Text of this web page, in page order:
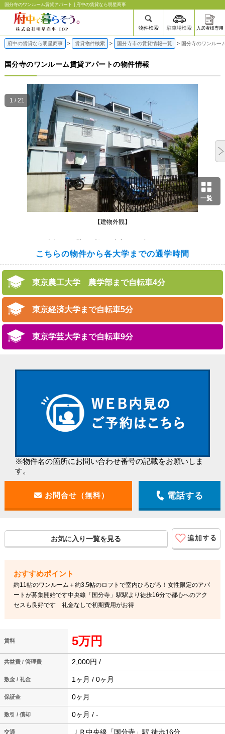
国分寺のワンルーム賃貸アパート | 府中の賃貸なら明星商事
物件検索 駐車場検索 入居者様専用
府中の賃貸なら明星商事 賃貸物件検索 国分寺市の賃貸情報一覧 国分寺のワンルー
国分寺のワンルーム賃貸アパートの物件情報
一覧
【建物外観】
1 / 21
こちらの物件から各大学までの通学時間
東京農工大学 農学部まで自転車4分
東京経済大学まで自転車5分
東京学芸大学まで自転車9分
※物件名の箇所にお問い合わせ番号の記載をお願いしま
す。
電話する
お気に入り一覧を見る
約11帖のワンルーム＋約3.5帖のロフトで室内ひろびろ！女性限定のアパ
ートが募集開始です中央線「国分寺」駅駅より徒歩16分で都心へのアク
セスも良好です 礼金なしで初期費用がお得
賃料 5万円
共益費 / 管理費 2,000円 /
敷金 / 礼金 1ヶ月 / 0ヶ月
保証金 0ヶ月
敷引 / 償却 0ヶ月 / -
交通 ＪＲ中央線「国分寺」駅 徒歩16分